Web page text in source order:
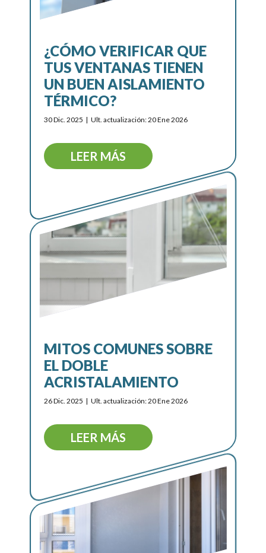
¿CÓMO VERIFICAR QUE
TUS VENTANAS TIENEN
UN BUEN AISLAMIENTO
TÉRMICO?
30 Dic. 2025 Ult. actualización: 20 Ene 2026
LEER MÁS
MITOS COMUNES SOBRE
EL DOBLE
ACRISTALAMIENTO
26 Dic. 2025 Ult. actualización: 20 Ene 2026
LEER MÁS